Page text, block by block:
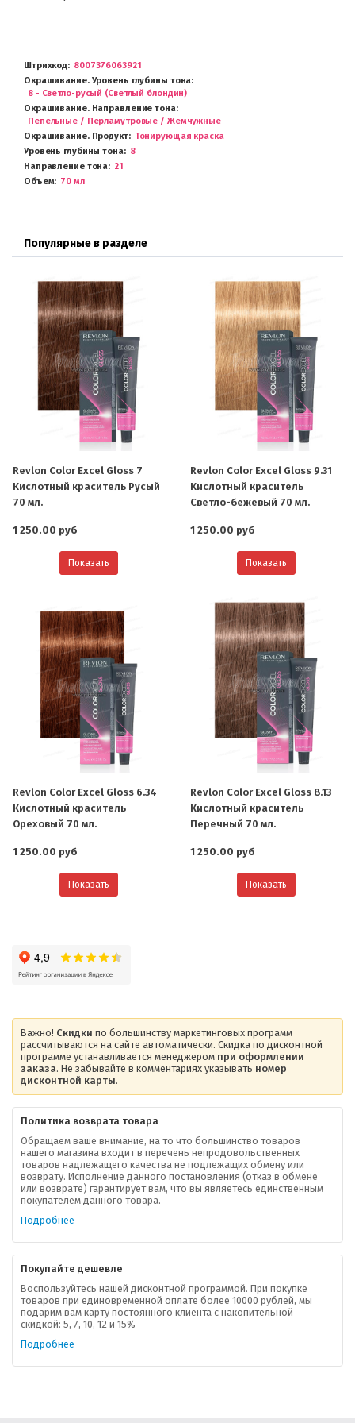
Штрихкод
8007376063921
Окрашивание. Уровень глубины тона
8 - Светло-русый (Светлый блондин)
Окрашивание. Направление тона
Пепельные / Перламутровые / Жемчужные
Окрашивание. Продукт
Тонирующая краска
Уровень глубины тона
8
Направление тона
21
Объем
70 мл
Популярные в разделе
Revlon Color Excel Gloss 7
Кислотный краситель Русый
70 мл.
1 250.00 руб
Показать
Revlon Color Excel Gloss 9.31
Кислотный краситель
Светло-бежевый 70 мл.
1 250.00 руб
Показать
Revlon Color Excel Gloss 6.34
Кислотный краситель
Ореховый 70 мл.
1 250.00 руб
Показать
Revlon Color Excel Gloss 8.13
Кислотный краситель
Перечный 70 мл.
1 250.00 руб
Показать
Важно! Скидки по большинству маркетинговых программ
рассчитываются на сайте автоматически. Скидка по дисконтной
программе устанавливается менеджером при оформлении
заказа. Не забывайте в комментариях указывать номер
дисконтной карты.
Политика возврата товара
Обращаем ваше внимание, на то что большинство товаров
нашего магазина входит в перечень непродовольственных
товаров надлежащего качества не подлежащих обмену или
возврату. Исполнение данного постановления (отказ в обмене
или возврате) гарантирует вам, что вы являетесь единственным
покупателем данного товара.
Подробнее
Покупайте дешевле
Воспользуйтесь нашей дисконтной программой. При покупке
товаров при единовременной оплате более 10000 рублей, мы
подарим вам карту постоянного клиента с накопительной
скидкой: 5, 7, 10, 12 и 15%
Подробнее
О компании
Ваша скидка
Контактная информация
В помощь покупателю
Форма обратной связи